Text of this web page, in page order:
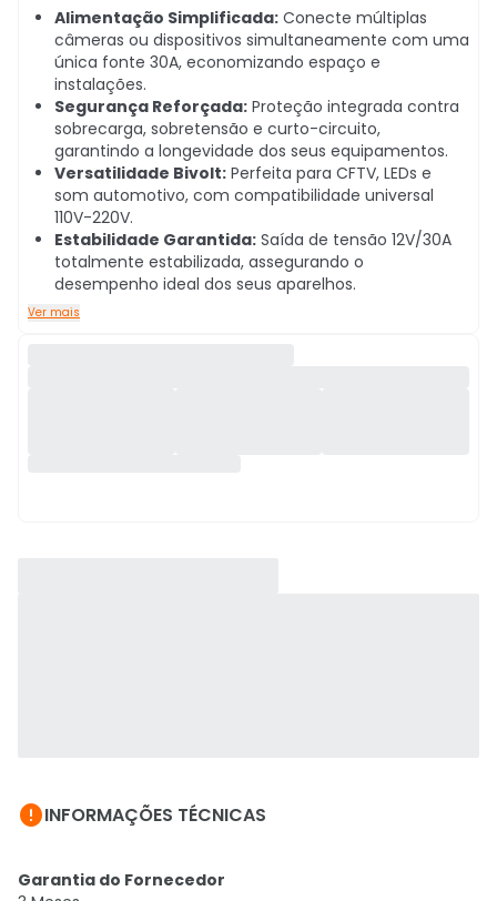
Alimentação Simplificada: Conecte múltiplas
câmeras ou dispositivos simultaneamente com uma
única fonte 30A, economizando espaço e
instalações.
Segurança Reforçada: Proteção integrada contra
sobrecarga, sobretensão e curto-circuito,
garantindo a longevidade dos seus equipamentos.
Versatilidade Bivolt: Perfeita para CFTV, LEDs e
som automotivo, com compatibilidade universal
110V-220V.
Estabilidade Garantida: Saída de tensão 12V/30A
totalmente estabilizada, assegurando o
desempenho ideal dos seus aparelhos.
Ver mais
INFORMAÇÕES TÉCNICAS
Garantia do Fornecedor